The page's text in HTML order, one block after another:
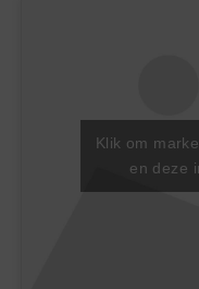
Klik om
en deze